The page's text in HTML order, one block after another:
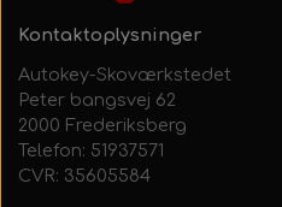
Kontaktoplysninger
Autokey-Skoværkstedet
Peter bangsvej 62
2000 Frederiksberg
Telefon: 51937571
CVR: 35605584